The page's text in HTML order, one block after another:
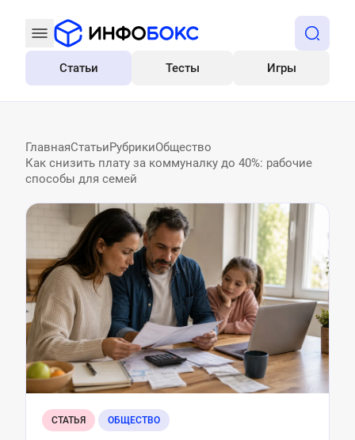
Все
Статьи Тесты Игры
ГлавнаяСтатьиРубрикиОбщество
Как снизить плату за коммуналку до 40%: рабочие
способы для семей
СТАТЬЯ ОБЩЕСТВО